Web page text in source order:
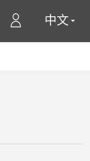
中文